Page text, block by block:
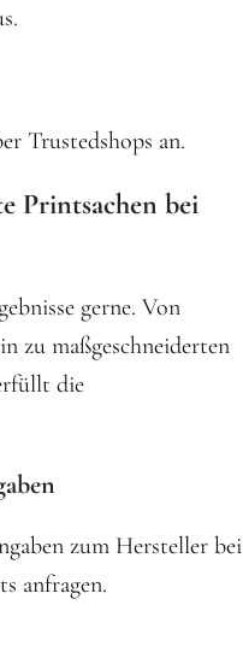
Trustedshops an.
Printsachen bei
gerne. Von
zu maßgeschneiderten
die
zum Hersteller bei
anfragen.